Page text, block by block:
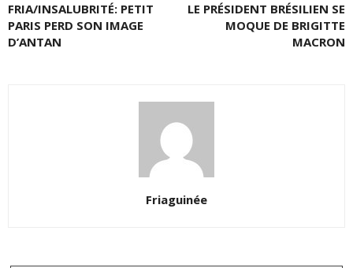
FRIA/INSALUBRITÉ: PETIT
PARIS PERD SON IMAGE
D’ANTAN
LE PRÉSIDENT BRÉSILIEN SE
MOQUE DE BRIGITTE
MACRON
Friaguinée